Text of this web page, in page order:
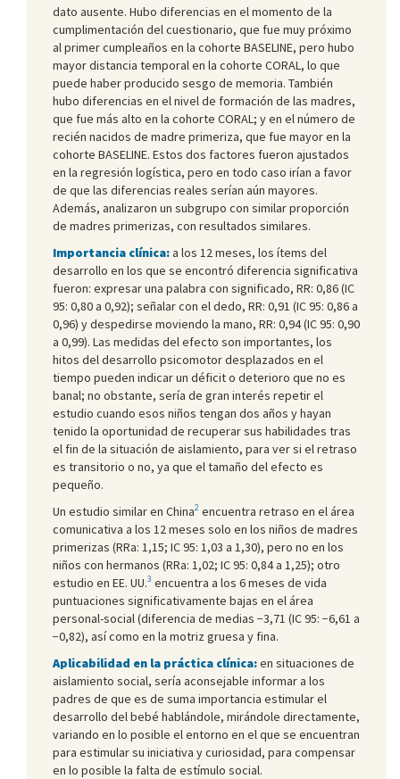
dato ausente. Hubo diferencias en el momento de la
cumplimentación del cuestionario, que fue muy próximo
al primer cumpleaños en la cohorte BASELINE, pero hubo
mayor distancia temporal en la cohorte CORAL, lo que
puede haber producido sesgo de memoria. También
hubo diferencias en el nivel de formación de las madres,
que fue más alto en la cohorte CORAL; y en el número de
recién nacidos de madre primeriza, que fue mayor en la
cohorte BASELINE. Estos dos factores fueron ajustados
en la regresión logística, pero en todo caso irían a favor
de que las diferencias reales serían aún mayores.
Además, analizaron un subgrupo con similar proporción
de madres primerizas, con resultados similares.
Importancia clínica:a los 12 meses, los ítems del
desarrollo en los que se encontró diferencia significativa
fueron: expresar una palabra con significado, RR: 0,86 (IC
95: 0,80 a 0,92); señalar con el dedo, RR: 0,91 (IC 95: 0,86 a
0,96) y despedirse moviendo la mano, RR: 0,94 (IC 95: 0,90
a 0,99). Las medidas del efecto son importantes, los
hitos del desarrollo psicomotor desplazados en el
tiempo pueden indicar un déficit o deterioro que no es
banal; no obstante, sería de gran interés repetir el
estudio cuando esos niños tengan dos años y hayan
tenido la oportunidad de recuperar sus habilidades tras
el fin de la situación de aislamiento, para ver si el retraso
es transitorio o no, ya que el tamaño del efecto es
pequeño.
Un estudio similar en China2 encuentra retraso en el área
comunicativa a los 12 meses solo en los niños de madres
primerizas (RRa: 1,15; IC 95: 1,03 a 1,30), pero no en los
niños con hermanos (RRa: 1,02; IC 95: 0,84 a 1,25); otro
estudio en EE. UU.3 encuentra a los 6 meses de vida
puntuaciones significativamente bajas en el área
personal-social (diferencia de medias −3,71 (IC 95: −6,61 a
−0,82), así como en la motriz gruesa y fina.
Aplicabilidad en la práctica clínica:en situaciones de
aislamiento social, sería aconsejable informar a los
padres de que es de suma importancia estimular el
desarrollo del bebé hablándole, mirándole directamente,
variando en lo posible el entorno en el que se encuentran
para estimular su iniciativa y curiosidad, para compensar
en lo posible la falta de estímulo social.